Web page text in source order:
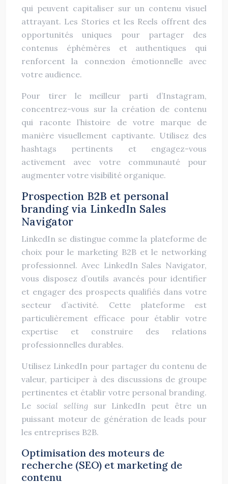
qui peuvent capitaliser sur un contenu visuel
attrayant. Les Stories et les Reels offrent des
opportunités uniques pour partager des
contenus éphémères et authentiques qui
renforcent la connexion émotionnelle avec
votre audience.
Pour tirer le meilleur parti d’Instagram,
concentrez-vous sur la création de contenu
qui raconte l’histoire de votre marque de
manière visuellement captivante. Utilisez des
hashtags pertinents et engagez-vous
activement avec votre communauté pour
augmenter votre visibilité organique.
Prospection B2B et personal
branding via LinkedIn Sales
Navigator
LinkedIn se distingue comme la plateforme de
choix pour le marketing B2B et le networking
professionnel. Avec LinkedIn Sales Navigator,
vous disposez d’outils avancés pour identifier
et engager des prospects qualifiés dans votre
secteur d’activité. Cette plateforme est
particulièrement efficace pour établir votre
expertise et construire des relations
professionnelles durables.
Utilisez LinkedIn pour partager du contenu de
valeur, participer à des discussions de groupe
pertinentes et établir votre personal branding.
Le social selling sur LinkedIn peut être un
puissant moteur de génération de leads pour
les entreprises B2B.
Optimisation des moteurs de
recherche (SEO) et marketing de
contenu